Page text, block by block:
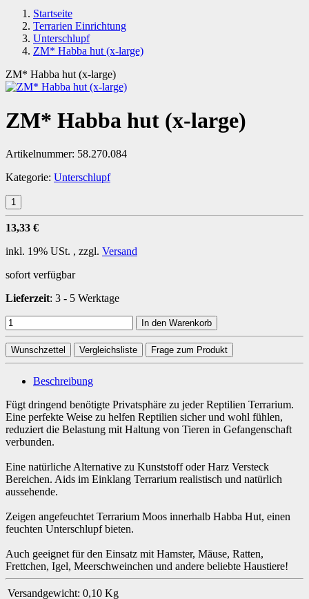
Startseite
Terrarien Einrichtung
Unterschlupf
ZM* Habba hut (x-large)
ZM* Habba hut (x-large)
ZM* Habba hut (x-large)
Artikelnummer: 58.270.084
Kategorie: Unterschlupf
13,33 €
inkl. 19% USt. , zzgl. Versand
sofort verfügbar
Lieferzeit: 3 - 5 Werktage
In den Warenkorb
Wunschzettel Vergleichsliste Frage zum Produkt
Beschreibung
Fügt dringend benötigte Privatsphäre zu jeder Reptilien Terrarium.
Eine perfekte Weise zu helfen Reptilien sicher und wohl fühlen,
reduziert die Belastung mit Haltung von Tieren in Gefangenschaft
verbunden.
Eine natürliche Alternative zu Kunststoff oder Harz Versteck
Bereichen. Aids im Einklang Terrarium realistisch und natürlich
aussehende.
Zeigen angefeuchtet Terrarium Moos innerhalb Habba Hut, einen
feuchten Unterschlupf bieten.
Auch geeignet für den Einsatz mit Hamster, Mäuse, Ratten,
Frettchen, Igel, Meerschweinchen und andere beliebte Haustiere!
Versandgewicht: 0,10 Kg